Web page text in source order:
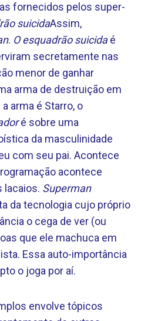
fornecidos pelos super-
suicidaAssim,
. O esquadrão suicidaé
secretamente nas
menor de ganhar
arma de destruição em
arma é Starro, o
é sobre uma
da masculinidade
com seu pai. Acontece
acontece
lacaios. Superman
da tecnologia cujo próprio
o cega de ver (ou
que ele machuca em
Essa auto-importância
o joga por aí.
envolve tópicos